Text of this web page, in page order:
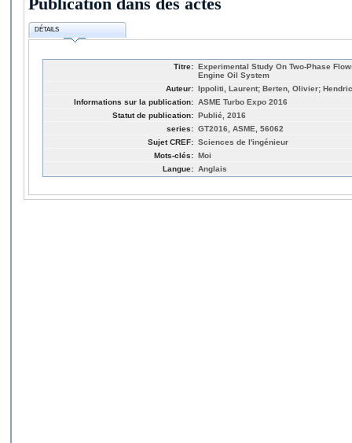
DÉTAILS
Titre: Experimental Study On Two-Phase
Engine Oil System
Auteur: Ippoliti, Laurent; Berten, Olivier;
Informations sur la publication: ASME Turbo Expo 2016
Statut de publication: Publié, 2016
series: GT2016, ASME, 56062
Sujet CREF: Sciences de l'ingénieur
Mots-clés: Moi
Langue: Anglais